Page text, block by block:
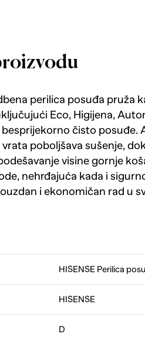
perilica posuđa pruža
Eco, Higijena,
čisto posuđe.
poboljšava sušenje,
visine gornje
nehrđajuća kada i
i ekonomičan rad u
HISENSE Perilica
HISENSE
D